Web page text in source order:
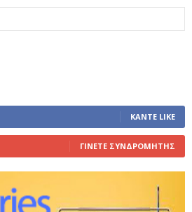
ΚΆΝΤΕ LIKE
ΓΊΝΕΤΕ ΣΥΝΔΡΟΜΗΤΉΣ